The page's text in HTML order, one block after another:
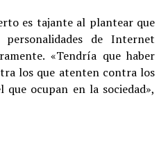
es tajante al plantear que
de Internet
«Tendría que haber
los que atenten contra los
que ocupan en la sociedad»,